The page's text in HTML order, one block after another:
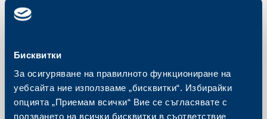
Бисквитки
За осигуряване на правилното функциониране на
уебсайта ние използваме „бисквитки“. Избирайки
опцията „Приемам всички“ Вие се съгласявате с
ползването на всички бисквитки в съответствие
Българската индустрия отбеляза 6.3% спад през май
(спрямо май м.г.). Това е пореден месец на свиване на
от публични проекти, докато сградното строителство
„Вследствие от развитието на икономиката и
несигурната политическа ситуация общият индикатор
за бизнес климата отбеляза лек спад - от 25.4% през
април на 24.5% през май. По браншове се наблюдава